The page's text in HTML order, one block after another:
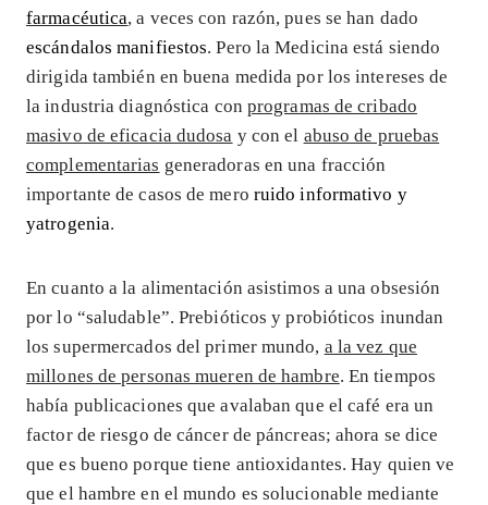
farmacéutica, a veces con razón, pues se han dado
escándalos manifiestos. Pero la Medicina está siendo
dirigida también en buena medida por los intereses de
la industria diagnóstica con programas de cribado
masivo de eficacia dudosa y con el abuso de pruebas
complementarias generadoras en una fracción
importante de casos de mero ruido informativo y
yatrogenia.
En cuanto a la alimentación asistimos a una obsesión
por lo “saludable”. Prebióticos y probióticos inundan
los supermercados del primer mundo, a la vez que
millones de personas mueren de hambre. En tiempos
había publicaciones que avalaban que el café era un
factor de riesgo de cáncer de páncreas; ahora se dice
que es bueno porque tiene antioxidantes. Hay quien ve
que el hambre en el mundo es solucionable mediante